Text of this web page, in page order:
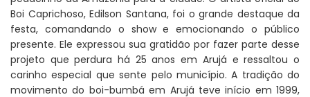
Boi Caprichoso, Edilson Santana, foi o grande destaque da
festa, comandando o show e emocionando o público
presente. Ele expressou sua gratidão por fazer parte desse
projeto que perdura há 25 anos em Arujá e ressaltou o
carinho especial que sente pelo município. A tradição do
movimento do boi-bumbá em Arujá teve início em 1999,